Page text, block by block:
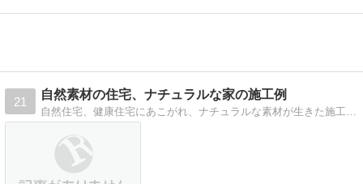
21
自然素材の住宅、ナチュラルな家の施工例